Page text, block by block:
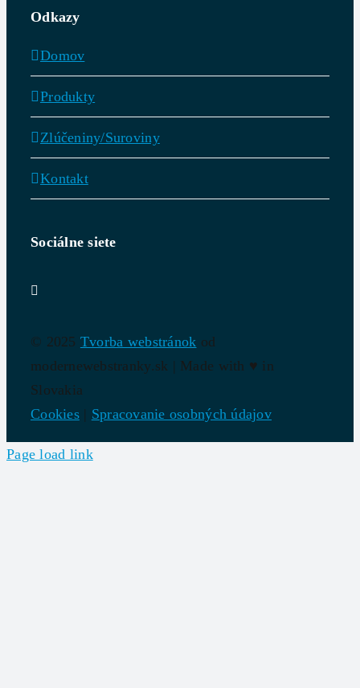
Odkazy
Domov
Produkty
Zlúčeniny/Suroviny
Kontakt
Sociálne siete
© 2025 Tvorba webstránok od
modernewebstranky.sk | Made with ♥ in
Slovakia
Cookies | Spracovanie osobných údajov
Page load link